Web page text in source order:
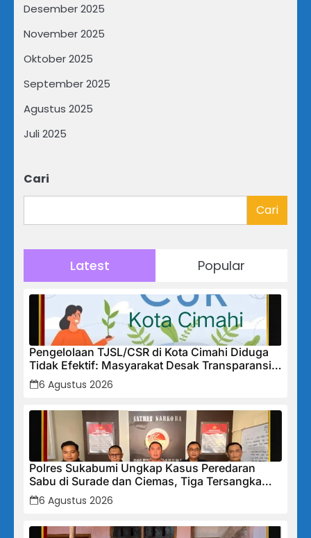
Desember 2025
November 2025
Oktober 2025
September 2025
Agustus 2025
Juli 2025
Cari
Cari
Latest Popular
Pengelolaan TJSL/CSR di Kota Cimahi Diduga
Tidak Efektif: Masyarakat Desak Transparansi
Penuh dan Perbaikan Sistem
6 Agustus 2026
Polres Sukabumi Ungkap Kasus Peredaran
Sabu di Surade dan Ciemas, Tiga Tersangka
Diamankan
6 Agustus 2026